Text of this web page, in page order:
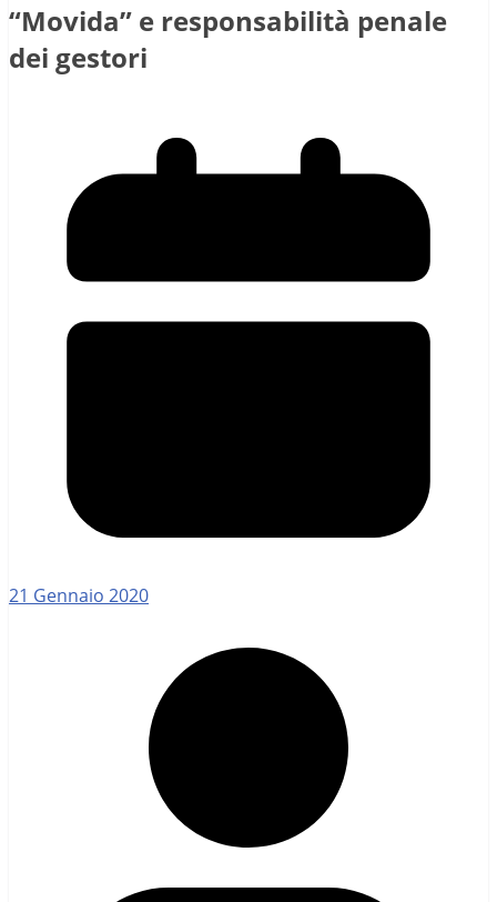
“Movida” e responsabilità penale
dei gestori
21 Gennaio 2020